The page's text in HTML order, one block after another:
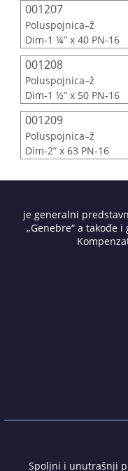
001207
Poluspojnica–ž
Dim-1 ¼” x 40 PN-16
001208
Poluspojnica–ž
Dim-1 ½” x 50 PN-16
001209
Poluspojnica–ž
Dim-2” x 63 PN-16
je generalni
„Genebre“ a takođe
Spoljni i unutrašnji